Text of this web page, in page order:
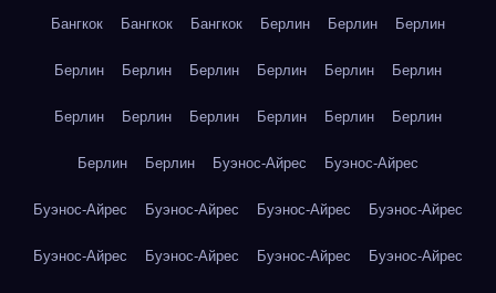
Бангкок Бангкок Бангкок Берлин Берлин Берлин
Берлин Берлин Берлин Берлин Берлин Берлин
Берлин Берлин Берлин Берлин Берлин Берлин
Берлин Берлин Буэнос-Айрес Буэнос-Айрес
Буэнос-Айрес Буэнос-Айрес Буэнос-Айрес Буэнос-Айрес
Буэнос-Айрес Буэнос-Айрес Буэнос-Айрес Буэнос-Айрес